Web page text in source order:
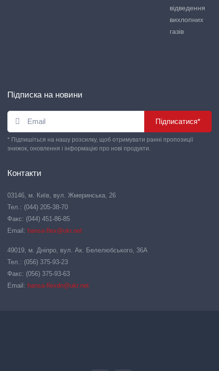
відведення
вихлопних
газів
Підписка на новини
Підписатися*
* Підпишіться на нашу розсилку, щоб отримувати ранні пропозиції
знижок, оновлення і інформацію про нові продукти.
Контакти
03146, м. Київ, вул. Жмеринська, 26
Тел.: (044) 205-38-70
Факс: (044) 451-86-85
Email: hansa-flex@ukr.net
49019, м. Дніпро, вул. Ак. Белелюбського, 36А
Тел.: (056) 375-93-23
Факс: (056) 375-93-63
Email: hansa-flexdn@ukr.net